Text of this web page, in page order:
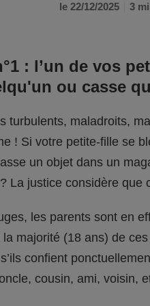
le 22/12/2025
3
: l’un de vos
ou casse
turbulents, maladroits,
! Si votre petite-fille se
un objet dans un
La justice considère que
les parents sont en
la majorité (18 ans) de
confient
cousin, ami, voisin,